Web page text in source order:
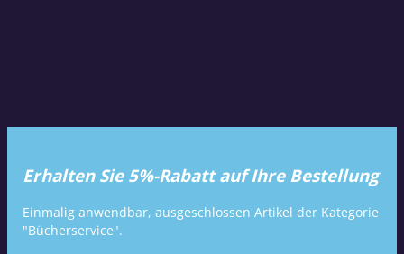
Erhalten Sie 5%-Rabatt auf Ihre Bestellung
Einmalig anwendbar, ausgeschlossen Artikel der Kategorie
"Bücherservice".